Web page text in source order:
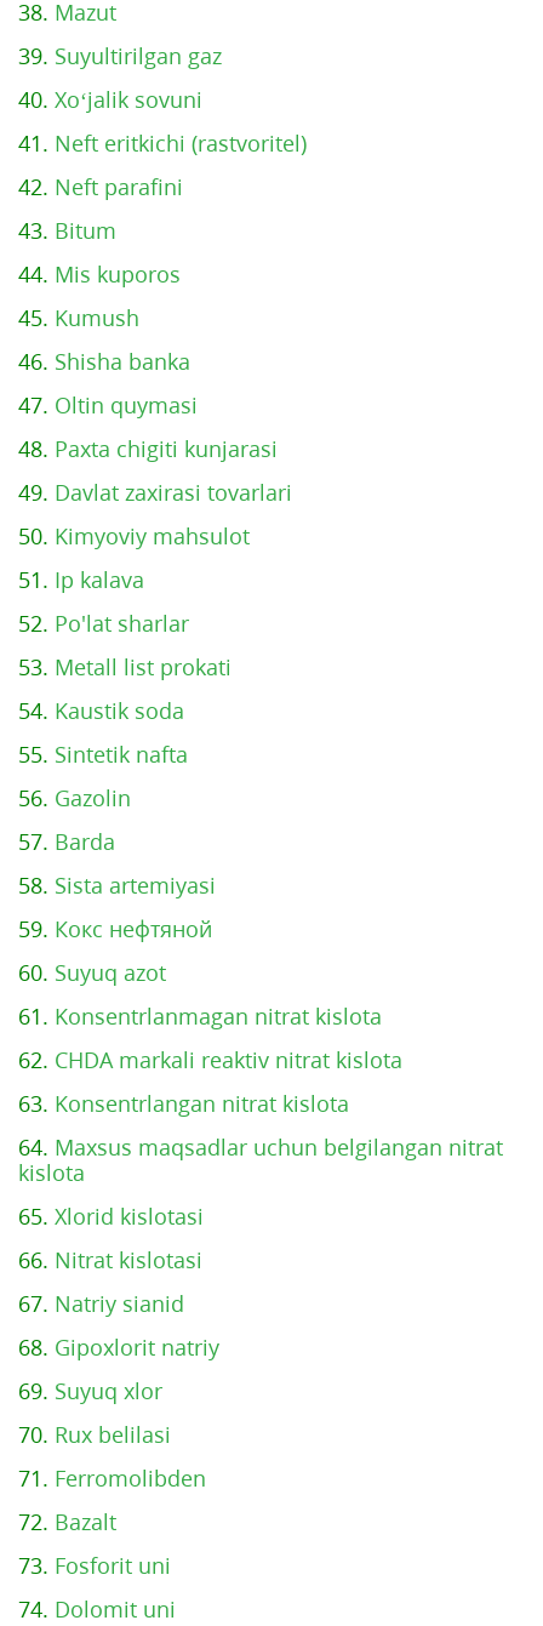
38. Mazut
39. Suyultirilgan gaz
40. Xo‘jalik sovuni
41. Neft eritkichi (rastvoritel)
42. Neft parafini
43. Bitum
44. Mis kuporos
45. Kumush
46. Shisha banka
47. Oltin quymasi
48. Paxta chigiti kunjarasi
49. Davlat zaxirasi tovarlari
50. Kimyoviy mahsulot
51. Ip kalava
52. Po'lat sharlar
53. Metall list prokati
54. Kaustik soda
55. Sintetik nafta
56. Gazolin
57. Barda
58. Sista artemiyasi
59. Кокс нефтяной
60. Suyuq azot
61. Konsentrlanmagan nitrat kislota
62. CHDA markali reaktiv nitrat kislota
63. Konsentrlangan nitrat kislota
64. Maxsus maqsadlar uchun belgilangan nitrat
kislota
65. Xlorid kislotasi
66. Nitrat kislotasi
67. Natriy sianid
68. Gipoxlorit natriy
69. Suyuq xlor
70. Rux belilasi
71. Ferromolibden
72. Bazalt
73. Fosforit uni
74. Dolomit uni